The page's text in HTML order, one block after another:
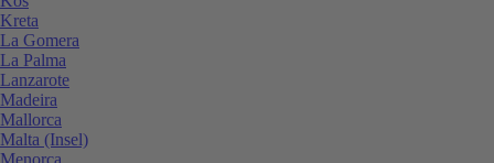
Kreta
La Gomera
La Palma
Lanzarote
Madeira
Mallorca
Malta (Insel)
Menorca